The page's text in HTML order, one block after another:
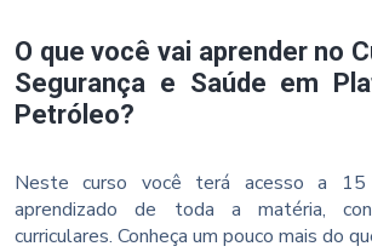
O que você vai aprender no
Segurança e Saúde em
Petróleo?
Neste curso você terá acesso a
aprendizado de toda a matéria,
curriculares. Conheça um pouco mais do